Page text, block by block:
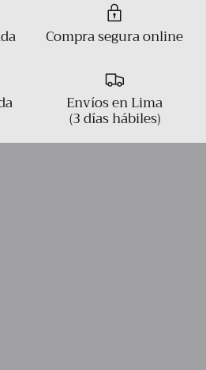
Compra segura online
Envíos en Lima
(3 días hábiles)